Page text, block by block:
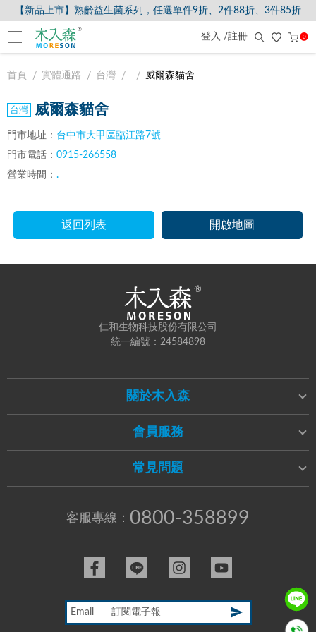
【新品上市】熟齡益生菌系列，任選單件9折、2件88折、3件85折
登入 /註冊 0
首頁 實體通路 台灣 威爾森貓舍
威爾森貓舍
門市地址： 台中市大甲區臨江路7號
門市電話： 0915-266558
營業時間： .
返回列表 開啟地圖
仁和生物科技股份有限公司
統一編號：24584898
關於木入森
會員服務
常見問題
客服專線： 0800-358899
Email